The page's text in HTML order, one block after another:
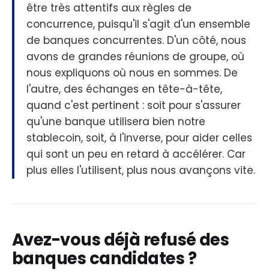
être très attentifs aux règles de
concurrence, puisqu'il s'agit d'un ensemble
de banques concurrentes. D'un côté, nous
avons de grandes réunions de groupe, où
nous expliquons où nous en sommes. De
l'autre, des échanges en tête-à-tête,
quand c'est pertinent : soit pour s'assurer
qu'une banque utilisera bien notre
stablecoin, soit, à l'inverse, pour aider celles
qui sont un peu en retard à accélérer. Car
plus elles l'utilisent, plus nous avançons vite.
Avez-vous déjà refusé des
banques candidates ?